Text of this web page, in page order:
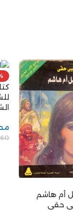
أم هاشم
حقى